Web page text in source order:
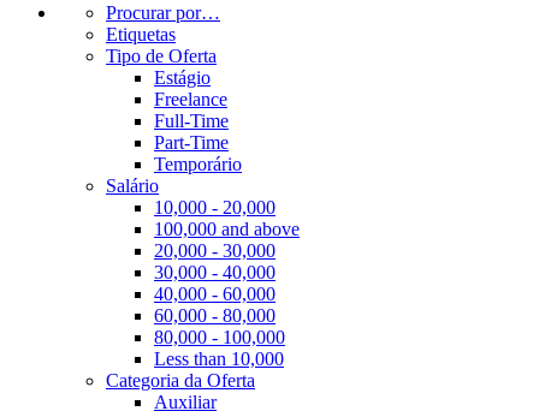
Procurar por…
Etiquetas
Tipo de Oferta
Estágio
Freelance
Full-Time
Part-Time
Temporário
Salário
10,000 - 20,000
100,000 and above
20,000 - 30,000
30,000 - 40,000
40,000 - 60,000
60,000 - 80,000
80,000 - 100,000
Less than 10,000
Categoria da Oferta
Auxiliar